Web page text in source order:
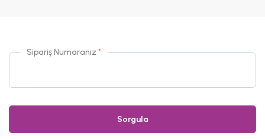
Sipariş Numaranız *
Sorgula